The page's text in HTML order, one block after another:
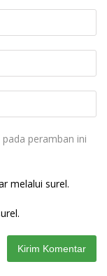
peramban ini
melalui surel.